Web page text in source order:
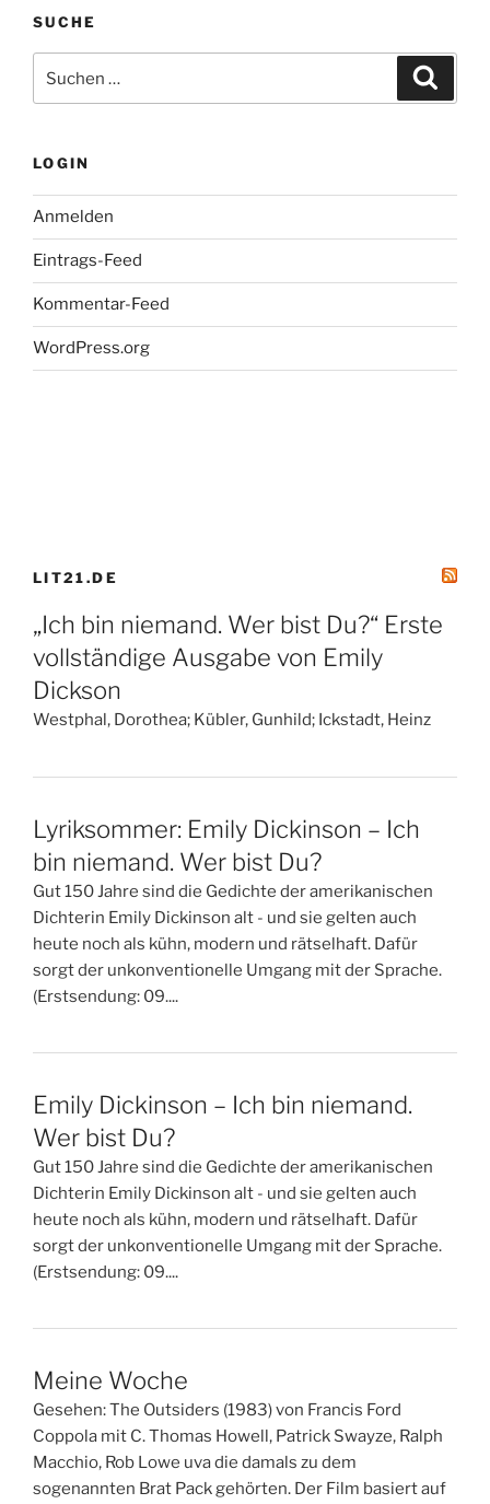
SUCHE
nach:
LOGIN
Anmelden
Eintrags-Feed
Kommentar-Feed
WordPress.org
LIT21.DE
„Ich bin niemand. Wer bist Du?“ Erste
vollständige Ausgabe von Emily
Dickson
Westphal, Dorothea; Kübler, Gunhild; Ickstadt, Heinz
Lyriksommer: Emily Dickinson – Ich
bin niemand. Wer bist Du?
Gut 150 Jahre sind die Gedichte der amerikanischen
Dichterin Emily Dickinson alt - und sie gelten auch
heute noch als kühn, modern und rätselhaft. Dafür
sorgt der unkonventionelle Umgang mit der Sprache.
(Erstsendung: 09....
Emily Dickinson – Ich bin niemand.
Wer bist Du?
Gut 150 Jahre sind die Gedichte der amerikanischen
Dichterin Emily Dickinson alt - und sie gelten auch
heute noch als kühn, modern und rätselhaft. Dafür
sorgt der unkonventionelle Umgang mit der Sprache.
(Erstsendung: 09....
Meine Woche
Gesehen: The Outsiders (1983) von Francis Ford
Coppola mit C. Thomas Howell, Patrick Swayze, Ralph
Macchio, Rob Lowe uva die damals zu dem
sogenannten Brat Pack gehörten. Der Film basiert auf